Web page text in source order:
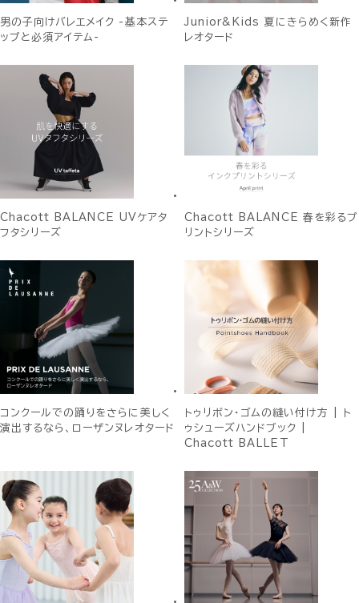
男の子向けバレエメイク -基本ステ
ップと必須アイテム-
Junior&Kids 夏にきらめく新作
レオタード
Chacott BALANCE UVケアタ
フタシリーズ
Chacott BALANCE 春を彩るプ
リントシリーズ
コンクールでの踊りをさらに美しく
演出するなら、ローザンヌレオタード
トゥリボン・ゴムの縫い付け方 | ト
ゥシューズハンドブック |
Chacott BALLET